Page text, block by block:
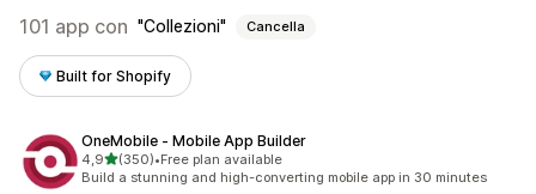
101 app con Collezioni Cancella
Built for Shopify
OneMobile ‑ Mobile App Builder
4,9stelle su 5
(350)
350 recensioni totali
•Free plan available
Build a stunning and high-converting mobile app in 30 minutes